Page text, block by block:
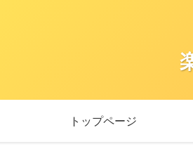
トップページ